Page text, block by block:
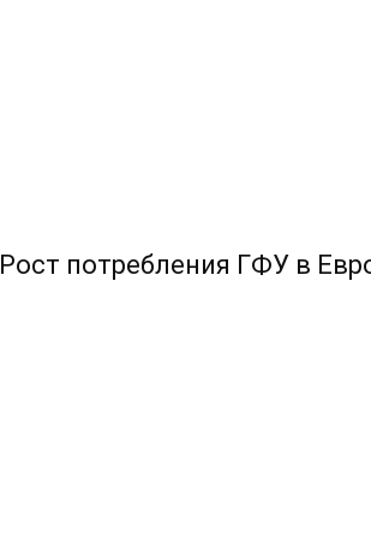
Рост потребления ГФУ в